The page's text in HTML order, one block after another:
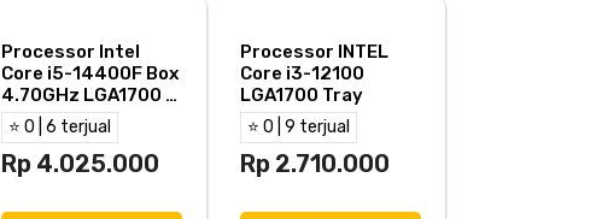
Processor Intel
Core i5-14400F Box
4.70GHz LGA1700 -
Intel i5 14400F
⭐ 0 | 6 terjual
Rp 4.025.000
Processor INTEL
Core i3-12100
LGA1700 Tray
⭐ 0 | 9 terjual
Rp 2.710.000